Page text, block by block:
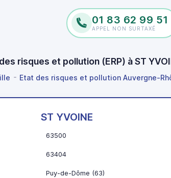
01 83 62 99 51
APPEL NON SURTAXÉ
risques et pollution (ERP) à ST
Etat des risques et pollution Auvergne-
ST YVOINE
63500
63404
Puy-de-Dôme (63)